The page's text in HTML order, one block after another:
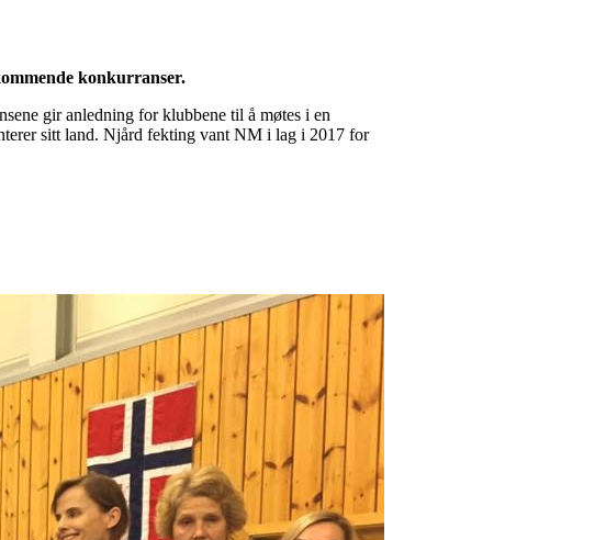
konkurranser.
gir anledning for klubbene til å møtes i en
sitt land. Njård fekting vant NM i lag i 2017 for